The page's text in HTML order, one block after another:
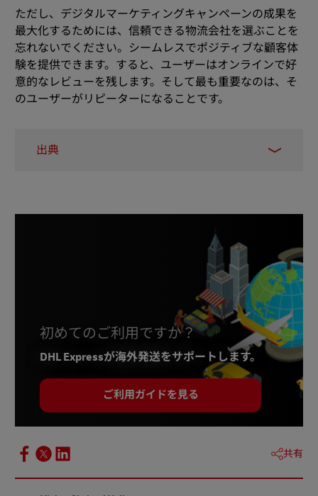
ただし、デジタルマーケティングキャンペーンの成果を
最大化するためには、信頼できる物流会社を選ぶことを
忘れないでください。シームレスでポジティブな顧客体
験を提供できます。すると、ユーザーはオンラインで好
意的なレビューを残します。そして最も重要なのは、そ
のユーザーがリピーターになることです。
出典
フォーブス
初めてのご利用ですか？
DHL Expressが海外発送をサポートします。
ご利用ガイドを見る
共有